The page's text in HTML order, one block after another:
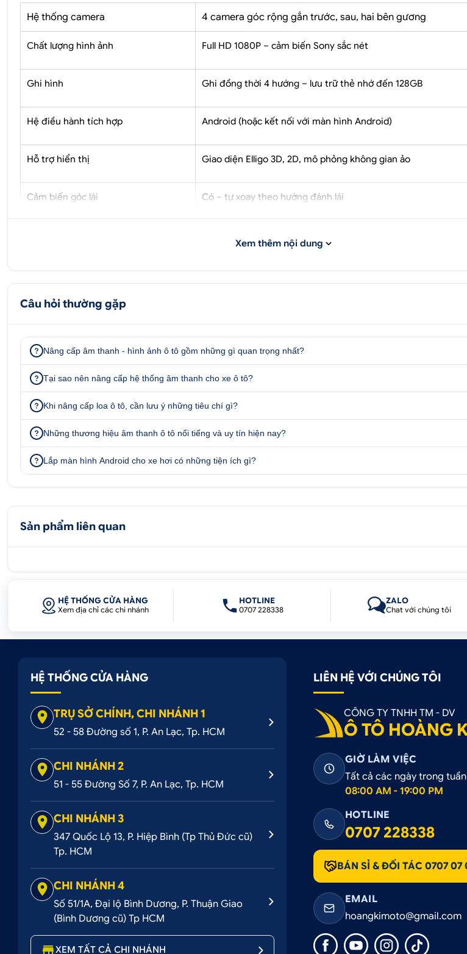
Hệ thống camera 4 camera góc rộng gắn trước, sau, hai bên gương
Chất lượng hình ảnh Full HD 1080P – cảm biến Sony sắc nét
Ghi hình Ghi đồng thời 4 hướng – lưu trữ thẻ nhớ đến 128GB
Hệ điều hành tích hợp Android (hoặc kết nối với màn hình Android)
Hỗ trợ hiển thị Giao diện Elligo 3D, 2D, mô phỏng không gian ảo
Cảm biến góc lái Có – tự xoay theo hướng đánh lái
Bảo hành
2. Tính năng nổi bật của camera 360 Elliview V6 Premium
2.1. Góc nhìn toàn cảnh, loại bỏ điểm mù
Điểm nổi bật nhất của Camera 360 Elliview V6 Premium chính là khả năng cung cấp hình ảnh toàn
quanh xe. Nhờ hệ thống camera được lắp đặt ở phía trước, phía sau và hai bên gương chiếu hậu,
dễ dàng quan sát mọi vật cản, người đi bộ hay phương tiện khác, loại bỏ hoàn toàn những điểm
Camera 360 Elliview V6 Premium chính là khả năng cung cấp hình ảnh toàn cảnh 360 độ
2.2. Hiển thị hình ảnh sắc nét, chân thực từng chi tiết
Camera 360 Elliview V6 Premium được trang bị cảm biến hình ảnh chất lượng cao, cho phép ghi
phân giải sắc nét, rõ ràng ngay cả trong điều kiện ánh sáng yếu. Điều này hỗ trợ người lái nhìn
quanh xe vào ban đêm hoặc trong hầm gửi xe.
Xem thêm nội dung
Câu hỏi thường gặp
Nâng cấp âm thanh - hình ảnh ô tô gồm những gì quan trọng nhất?
Tại sao nên nâng cấp hệ thống âm thanh cho xe ô tô?
Khi nâng cấp loa ô tô, cần lưu ý những tiêu chí gì?
Những thương hiệu âm thanh ô tô nổi tiếng và uy tín hiện nay?
Lắp màn hình Android cho xe hơi có những tiện ích gì?
Sản phẩm liên quan
HỆ THỐNG CỬA HÀNG
Xem địa chỉ các chi nhánh
HOTLINE
0707 228338
ZALO
Chat với chúng tôi
HỆ THỐNG CỬA HÀNG
TRỤ SỞ CHÍNH, CHI NHÁNH 1
52 - 58 Đường số 1, P. An Lạc, Tp. HCM
CHI NHÁNH 2
51 - 55 Đường Số 7, P. An Lạc, Tp. HCM
CHI NHÁNH 3
347 Quốc Lộ 13, P. Hiệp Bình (Tp Thủ Đức cũ)
Tp. HCM
CHI NHÁNH 4
Số 51/1A, Đại lộ Bình Dương, P. Thuận Giao
(Bình Dương cũ) Tp HCM
XEM TẤT CẢ CHI NHÁNH
LIÊN HỆ VỚI CHÚNG TÔI
CÔNG TY TNHH TM - DV
Ô TÔ HOÀNG
GIỜ LÀM VIỆC
Tất cả các ngày trong tuần
08:00 AM - 19:00 PM
HOTLINE
0707 228338
BÁN SỈ & ĐỐI TÁC 0707 07
EMAIL
hoangkimoto@gmail.com